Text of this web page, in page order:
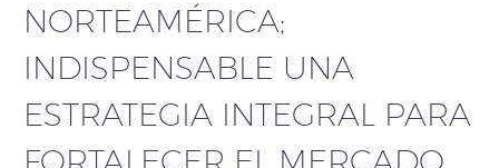
NORTEAMÉRICA;
INDISPENSABLE UNA
ESTRATEGIA INTEGRAL PARA
FORTALECER EL MERCADO